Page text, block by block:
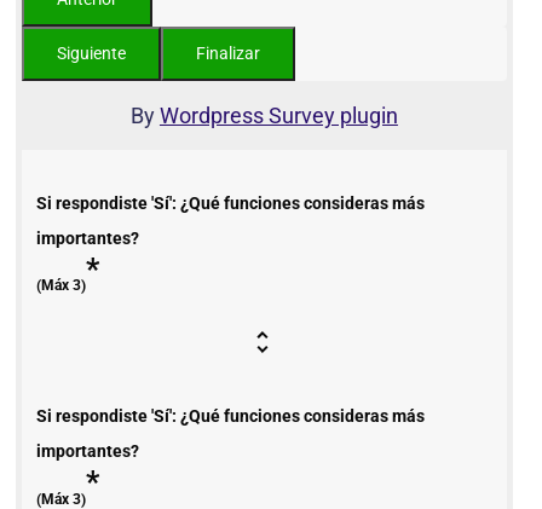
ByWordpress Survey plugin
Si respondiste 'Sí': ¿Qué funciones consideras más
importantes?
(Máx 3)*
Si respondiste 'Sí': ¿Qué funciones consideras más
importantes?
(Máx 3)*